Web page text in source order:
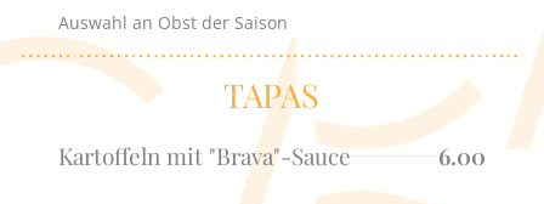
Auswahl an Obst der Saison
TAPAS
Kartoffeln mit "Brava"-Sauce 6.00